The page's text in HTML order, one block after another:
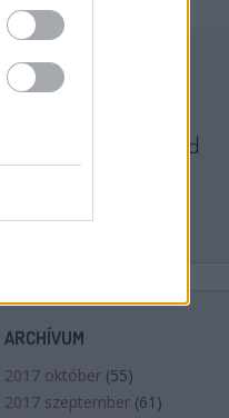
TÁMOGATÓNK
ARCHÍVUM
2017 október (55)
2017 szeptember (61 )